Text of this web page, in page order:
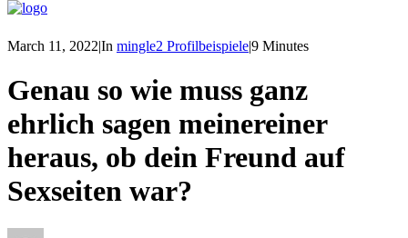
March 11, 2022|In mingle2 Profilbeispiele|9 Minutes
Genau so wie muss ganz
ehrlich sagen meinereiner
heraus, ob dein Freund auf
Sexseiten war?